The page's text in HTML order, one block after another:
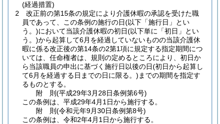
(経過措置)
2
改正前の第15条の規定により介護休暇の承認を受けた職
員であって、この条例の施行の日(以下「施行日」とい
う。)において当該介護休暇の初日(以下単に「初日」とい
う。)から起算して6月を経過していないものの当該介護休
暇に係る改正後の第14条の2第1項に規定する指定期間につ
いては、任命権者は、規則の定めるところにより、初日か
ら当該職員の申出に基づく施行日以後の日(初日から起算し
て6月を経過する日までの日に限る。) までの期間を指定す
るものとする。
附 則(平成29年3月28日条例第6号)
この条例は、平成29年4月1日から施行する。
附 則(令和元年9月30日条例第8号)
この条例は、令和2年4月1日から施行する。